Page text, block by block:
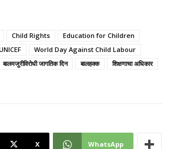
Child Rights
Education for Children
World Day Against Child Labour
बालमजुरीविरोधी जागतिक दिन बालहक्क
शिक्षणाचा अधिकार
X WhatsApp